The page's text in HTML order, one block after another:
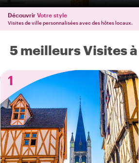
Découvrir Votre style
Visites de ville personnalisées avec des hôtes locaux.
5 meilleurs Visites
1